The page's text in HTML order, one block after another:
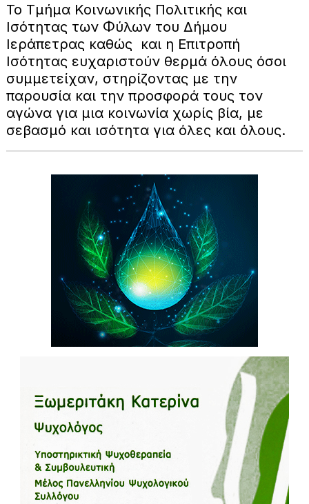
Το Τμήμα Κοινωνικής Πολιτικής και
Ισότητας των Φύλων του Δήμου
Ιεράπετρας καθώς και η Επιτροπή
Ισότητας ευχαριστούν θερμά όλους όσοι
συμμετείχαν, στηρίζοντας με την
παρουσία και την προσφορά τους τον
αγώνα για μια κοινωνία χωρίς βία, με
σεβασμό και ισότητα για όλες και όλους.